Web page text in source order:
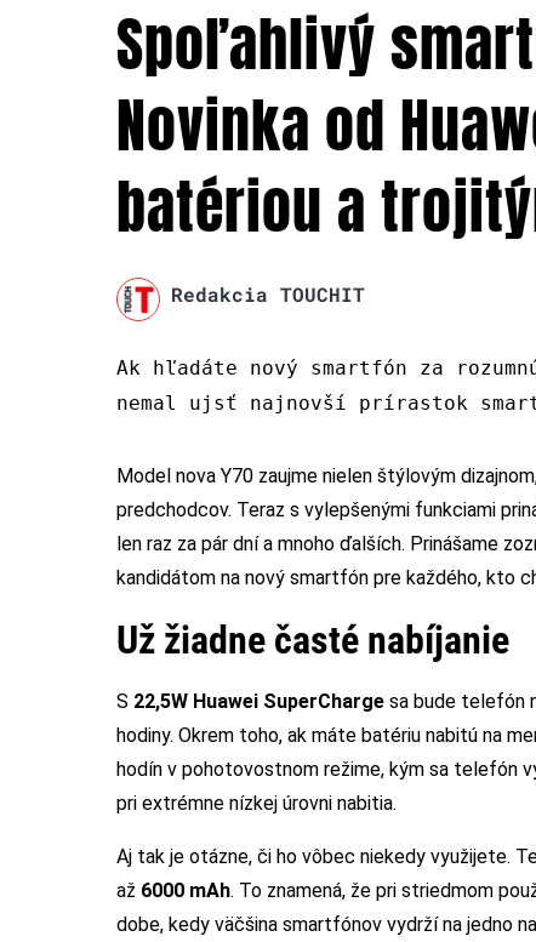
Spoľahlivý
Novinka od
batériou a
Redakcia TOUCHIT
Ak hľadáte nový smartfón za
nemal ujsť najnovší prírastok
Model nova Y70 zaujme nielen štýlovým
predchodcov. Teraz s vylepšenými funkciami
len raz za pár dní a mnoho ďalších. Prinášame
kandidátom na nový smartfón pre každého, kto
Už žiadne časté nabíjanie
S 22,5W Huawei SuperCharge sa bude telefón
hodiny. Okrem toho, ak máte batériu nabitú na
hodín v pohotovostnom režime, kým sa telefón
pri extrémne nízkej úrovni nabitia.
Aj tak je otázne, či ho vôbec niekedy využijete.
až 6000 mAh. To znamená, že pri striedmom
dobe, kedy väčšina smartfónov vydrží na jedno